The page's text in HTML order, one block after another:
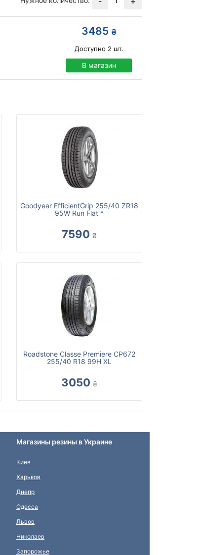
3485 ₴
Доступно 2 шт.
В магазин
Goodyear EfficientGrip 255/40 ZR18
95W Run Flat *
7590 ₴
Roadstone Classe Premiere CP672
255/40 R18 99H XL
3050 ₴
Магазины резины в Украине
Киев
Харьков
Днепр
Одесса
Львов
Николаев
Запорожье